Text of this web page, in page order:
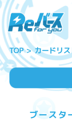
TOP カードリ
ブースタ